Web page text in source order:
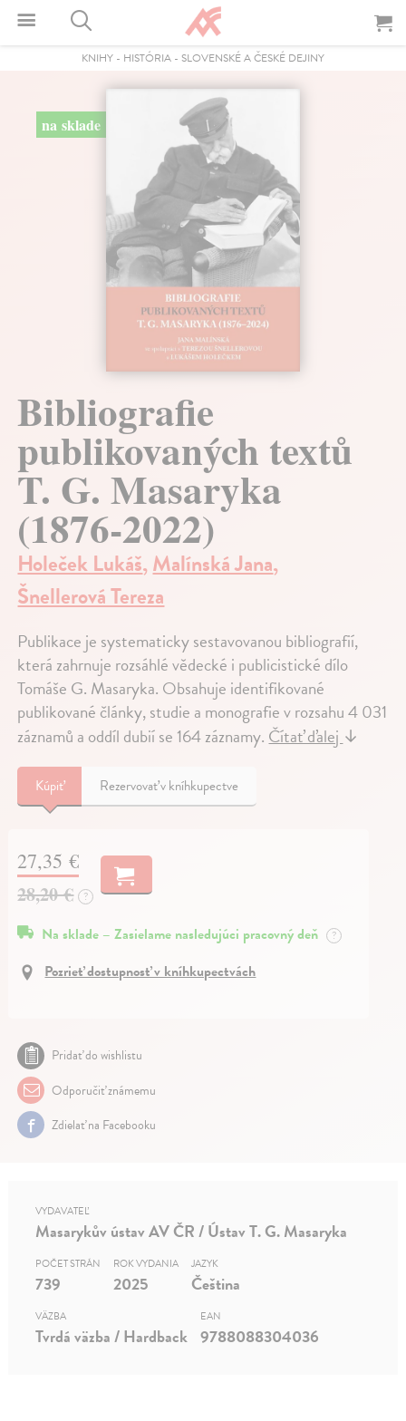
KNIHY - HISTÓRIA - SLOVENSKÉ A ČESKÉ DEJINY
na sklade
Bibliografie
publikovaných textů
T. G. Masaryka
(1876-2022)
Holeček Lukáš,Malínská Jana,
Šnellerová Tereza
Publikace je systematicky sestavovanou bibliografií,
která zahrnuje rozsáhlé vědecké i publicistické dílo
Tomáše G. Masaryka. Obsahuje identifikované
publikované články, studie a monografie v rozsahu 4 031
záznamů a oddíl dubií se 164 záznamy.Čítať ďalej↓
Kúpiť Rezervovať v kníhkupectve
27,35 €
28,20 €
?
Na sklade – Zasielame nasledujúci pracovný deň ?
Pozrieť dostupnosť v kníhkupectvách
Pridať do wishlistu
Odporučiť známemu
Zdielať na Facebooku
VYDAVATEĽ
Masarykův ústav AV ČR / Ústav T. G. Masaryka
POČET STRÁN
739
ROK VYDANIA
2025
JAZYK
Čeština
VÄZBA
Tvrdá väzba / Hardback
EAN
9788088304036